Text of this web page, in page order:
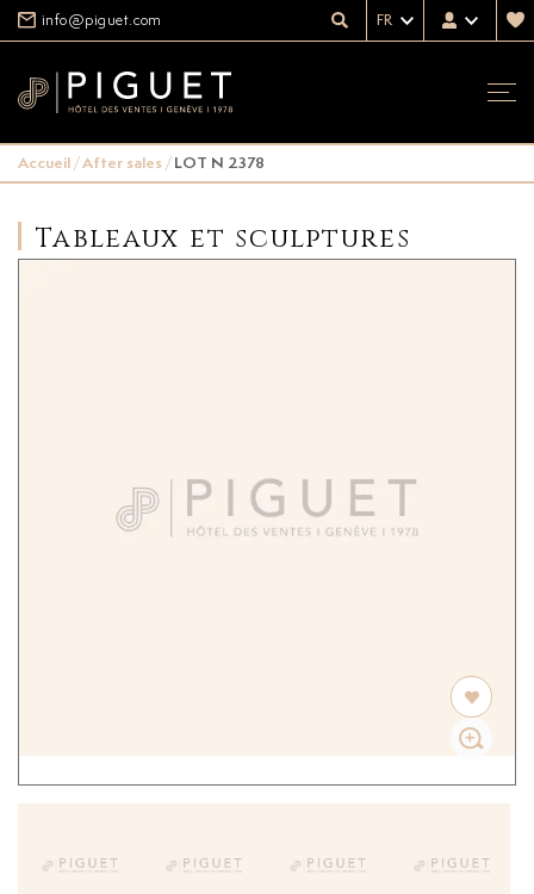
info@piguet.com FR
Accueil/After sales/LOT N 2378
Tableaux et sculptures